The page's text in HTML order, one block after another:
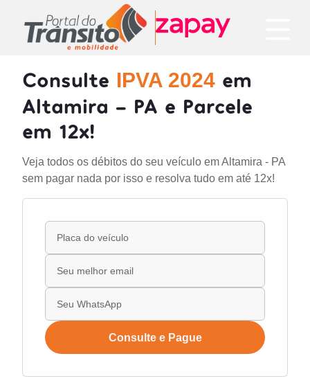
Consulte IPVA 2024 em
Altamira - PA e Parcele
em 12x!
Veja todos os débitos do seu veículo em Altamira - PA
sem pagar nada por isso e resolva tudo em até 12x!
Consulte e Pague